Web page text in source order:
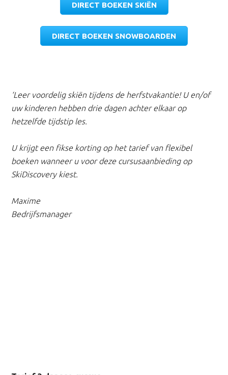
DIRECT BOEKEN SKIËN
DIRECT BOEKEN SNOWBOARDEN
‘Leer voordelig skiën tijdens de herfstvakantie! U en/of
uw kinderen hebben drie dagen achter elkaar op
hetzelfde tijdstip les.
U krijgt een fikse korting op het tarief van flexibel
boeken wanneer u voor deze cursusaanbieding op
SkiDiscovery kiest.
Maxime
Bedrijfsmanager